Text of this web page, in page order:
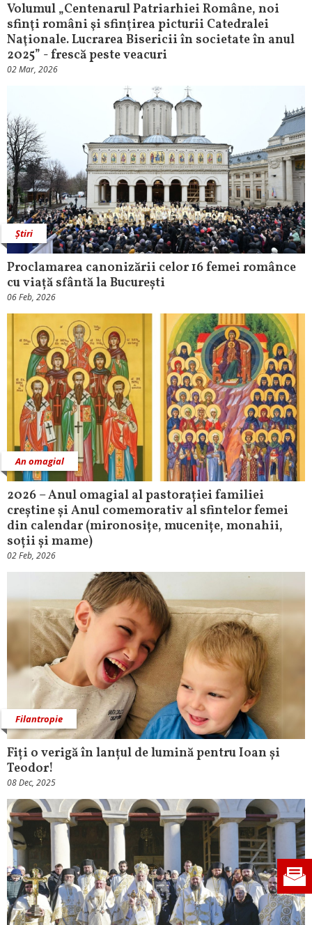
Volumul „Centenarul Patriarhiei Române, noi
sfinţi români şi sfinţirea picturii Catedralei
Naţionale. Lucrarea Bisericii în societate în anul
2025” - frescă peste veacuri
02 Mar, 2026
Știri
Proclamarea canonizării celor 16 femei românce
cu viață sfântă la București
06 Feb, 2026
An omagial
2026 – Anul omagial al pastorației familiei
creștine și Anul comemorativ al sfintelor femei
din calendar (mironosițe, mucenițe, monahii,
soții și mame)
02 Feb, 2026
Filantropie
Fiți o verigă în lanțul de lumină pentru Ioan și
Teodor!
08 Dec, 2025